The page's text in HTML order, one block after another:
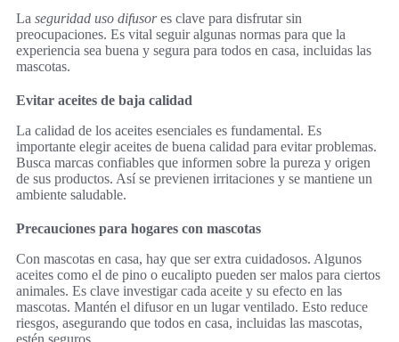
La seguridad uso difusores clave para disfrutar sin
preocupaciones. Es vital seguir algunas normas para que la
experiencia sea buena y segura para todos en casa, incluidas las
mascotas.
Evitar aceites de baja calidad
La calidad de los aceites esenciales es fundamental. Es
importante elegir aceites de buena calidad para evitar problemas.
Busca marcas confiables que informen sobre la pureza y origen
de sus productos. Así se previenen irritaciones y se mantiene un
ambiente saludable.
Precauciones para hogares con mascotas
Con mascotas en casa, hay que ser extra cuidadosos. Algunos
aceites como el de pino o eucalipto pueden ser malos para ciertos
animales. Es clave investigar cada aceite y su efecto en las
mascotas. Mantén el difusor en un lugar ventilado. Esto reduce
riesgos, asegurando que todos en casa, incluidas las mascotas,